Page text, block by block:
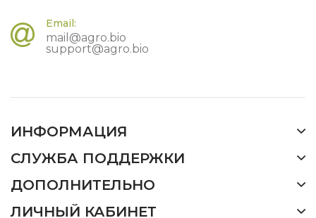
Email:
mail@agro.bio
support@agro.bio
ИНФОРМАЦИЯ
СЛУЖБА ПОДДЕРЖКИ
ДОПОЛНИТЕЛЬНО
ЛИЧНЫЙ КАБИНЕТ